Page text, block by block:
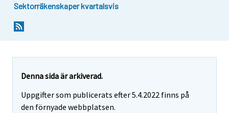
Sektorräkenskaper kvartalsvis
Denna sida är arkiverad.
Uppgifter som publicerats efter 5.4.2022 finns på
den förnyade webbplatsen.